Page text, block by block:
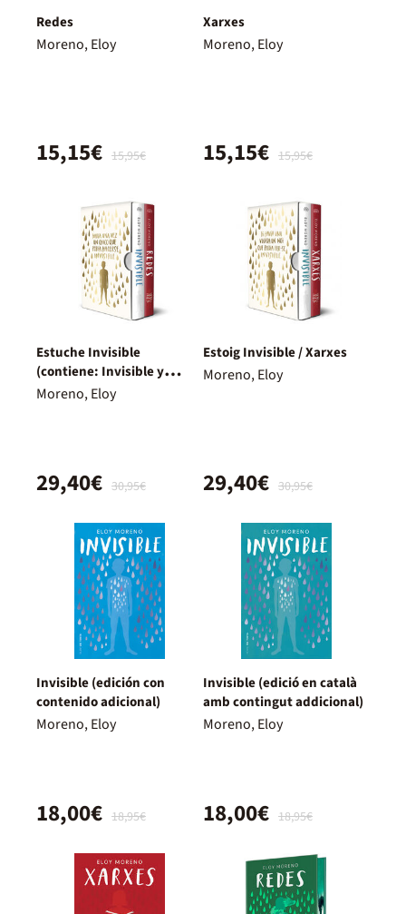
Redes
Moreno, Eloy
15,95€
15,15€
Xarxes
Moreno, Eloy
15,95€
15,15€
Estuche Invisible
(contiene: Invisible y
Redes)
Moreno, Eloy
30,95€
29,40€
Estoig Invisible / Xarxes
Moreno, Eloy
30,95€
29,40€
Invisible (edición con
contenido adicional)
Moreno, Eloy
18,95€
18,00€
Invisible (edició en català
amb contingut addicional)
Moreno, Eloy
18,95€
18,00€